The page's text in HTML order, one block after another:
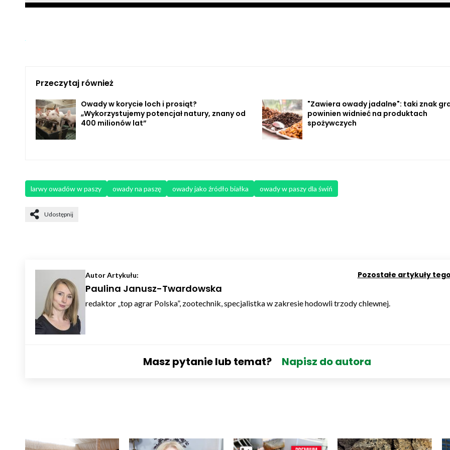
Przeczytaj również
Owady w korycie loch i prosiąt?
„Wykorzystujemy potencjał natury, znany od
400 milionów lat”
"Zawiera owady jadalne": taki znak
powinien widnieć na produktach
spożywczych
larwy owadów w paszy owady na paszę owady jako źródło białka owady w paszy dla świń
Udostępnij
Autor Artykułu:
Paulina Janusz-Twardowska
redaktor „top agrar Polska”, zootechnik, specjalistka w zakresie hodowli trzody chlewnej.
Pozostałe artykuły
Masz pytanie lub temat? Napisz do autora